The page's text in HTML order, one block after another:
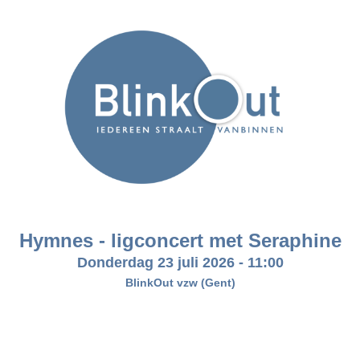
Hymnes - ligconcert met Seraphine
Donderdag 23 juli 2026 -11:00
BlinkOut vzw (Gent)